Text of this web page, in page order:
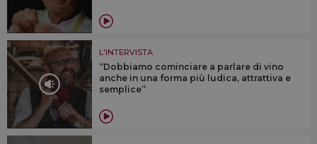
L'INTERVISTA
“Dobbiamo cominciare a parlare di vino
anche in una forma più ludica, attrattiva e
semplice”